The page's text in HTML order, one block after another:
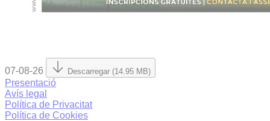
07-08-26 Descarregar (14.95 MB)
Presentació
Avís legal
Política de Privacitat
Política de Cookies